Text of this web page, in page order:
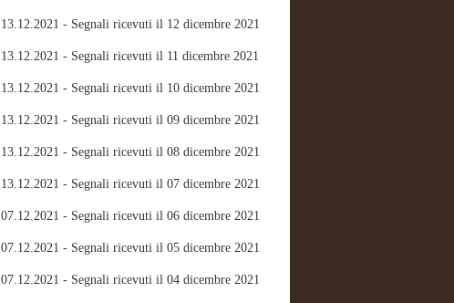
13.12.2021 - Segnali ricevuti il 12 dicembre 2021
13.12.2021 - Segnali ricevuti il 11 dicembre 2021
13.12.2021 - Segnali ricevuti il 10 dicembre 2021
13.12.2021 - Segnali ricevuti il 09 dicembre 2021
13.12.2021 - Segnali ricevuti il 08 dicembre 2021
13.12.2021 - Segnali ricevuti il 07 dicembre 2021
07.12.2021 - Segnali ricevuti il 06 dicembre 2021
07.12.2021 - Segnali ricevuti il 05 dicembre 2021
07.12.2021 - Segnali ricevuti il 04 dicembre 2021